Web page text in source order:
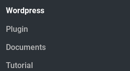
Wordpress
Plugin
Documents
Tutorial